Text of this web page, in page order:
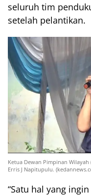
seluruh tim
setelah pelantikan.
Ketua Dewan Pimpinan Wilayah
Erris J Napitupulu.
“Satu hal yang